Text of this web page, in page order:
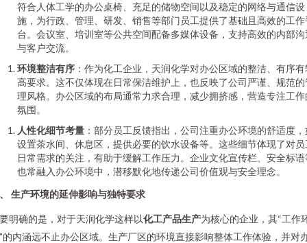
符合人体工学的办公桌椅、充足的储物空间以及稳定的网络与通信设
施，为行政、管理、研发、销售等部门员工提供了基础且高效的工作
台。会议室、培训室等公共空间配备多媒体设备，支持高效的内部沟
与客户交流。
环境整洁有序 ：作为化工企业，天润化学对办公区域的整洁、有序有
高要求。这不仅体现在日常保洁维护上，也反映了公司严谨、规范的
理风格。办公区域的布局通常力求合理，减少拥挤感，营造专注工作
氛围。
人性化细节考量 ：部分员工反馈指出，公司注重办公环境的舒适度，
设置茶水间、休息区，提供必要的饮水设备等。这些细节体现了对员
日常需求的关注，有助于缓解工作压力。企业文化宣传栏、安全标语
也常融入办公环境中，潜移默化地传递公司价值观与安全理念。
生产环境的延伸影响与独特要求
明确的是，对于天润化学这样以化工产品生产为核心的企业，其“工作
的内涵远不止办公区域。生产厂区的环境直接影响整体工作体验，并对